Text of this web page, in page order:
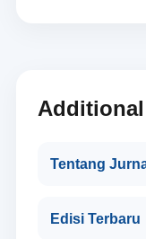
Tentang
Edisi Terbaru